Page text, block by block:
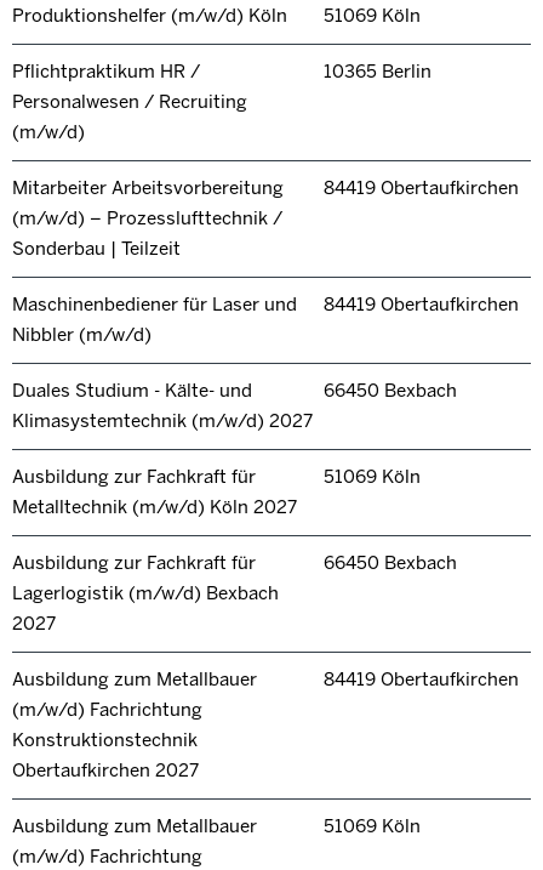
Produktionshelfer (m/w/d) Köln 51069 Köln
Pflichtpraktikum HR /
Personalwesen / Recruiting
(m/w/d)
10365 Berlin
Mitarbeiter Arbeitsvorbereitung
(m/w/d) – Prozesslufttechnik /
Sonderbau | Teilzeit
84419 Obertaufkirchen
Maschinenbediener für Laser und
Nibbler (m/w/d)
84419 Obertaufkirchen
Duales Studium - Kälte- und
Klimasystemtechnik (m/w/d) 2027
66450 Bexbach
Ausbildung zur Fachkraft für
Metalltechnik (m/w/d) Köln 2027
51069 Köln
Ausbildung zur Fachkraft für
Lagerlogistik (m/w/d) Bexbach
2027
66450 Bexbach
Ausbildung zum Metallbauer
(m/w/d) Fachrichtung
Konstruktionstechnik
Obertaufkirchen 2027
84419 Obertaufkirchen
Ausbildung zum Metallbauer
(m/w/d) Fachrichtung
51069 Köln